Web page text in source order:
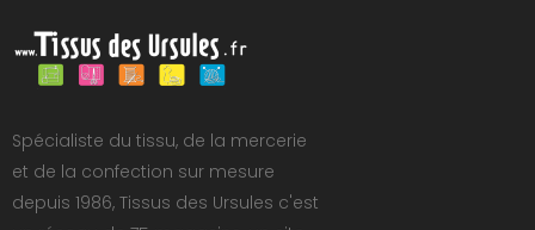
Spécialiste du tissu, de la mercerie
et de la confection sur mesure
depuis 1986, Tissus des Ursules c'est